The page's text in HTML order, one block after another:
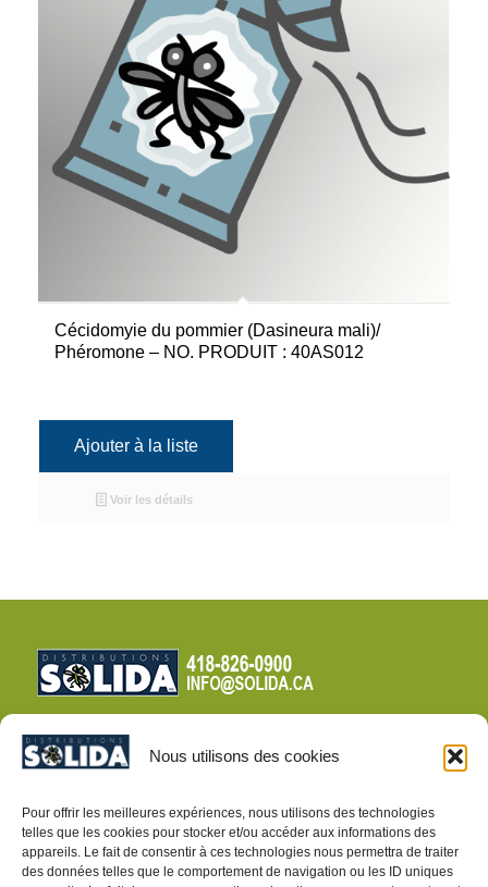
Nous utilisons des cookies
Pour offrir les meilleures expériences, nous utilisons des technologies
telles que les cookies pour stocker et/ou accéder aux informations des
appareils. Le fait de consentir à ces technologies nous permettra de traiter
des données telles que le comportement de navigation ou les ID uniques
Cécidomyie du pommier (Dasineura mali)/
Phéromone – NO. PRODUIT : 40AS012
Ajouter à la liste
Voir les détails
CONDITIONS DE VENTE
POLITIQUE DE CONFIDENTIALITÉ